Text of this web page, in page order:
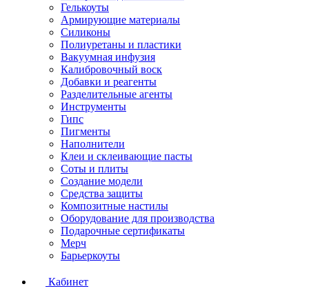
Гелькоуты
Армирующие материалы
Силиконы
Полиуретаны и пластики
Вакуумная инфузия
Калибровочный воск
Добавки и реагенты
Разделительные агенты
Инструменты
Гипс
Пигменты
Наполнители
Клеи и склеивающие пасты
Соты и плиты
Создание модели
Средства защиты
Композитные настилы
Оборудование для производства
Подарочные сертификаты
Мерч
Барьеркоуты
Кабинет